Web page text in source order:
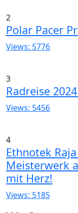
2
Polar Pacer
Views: 5776
3
Radreise
Views: 5456
4
Ethnotek
Meisterwerk
mit Herz!
Views: 5185